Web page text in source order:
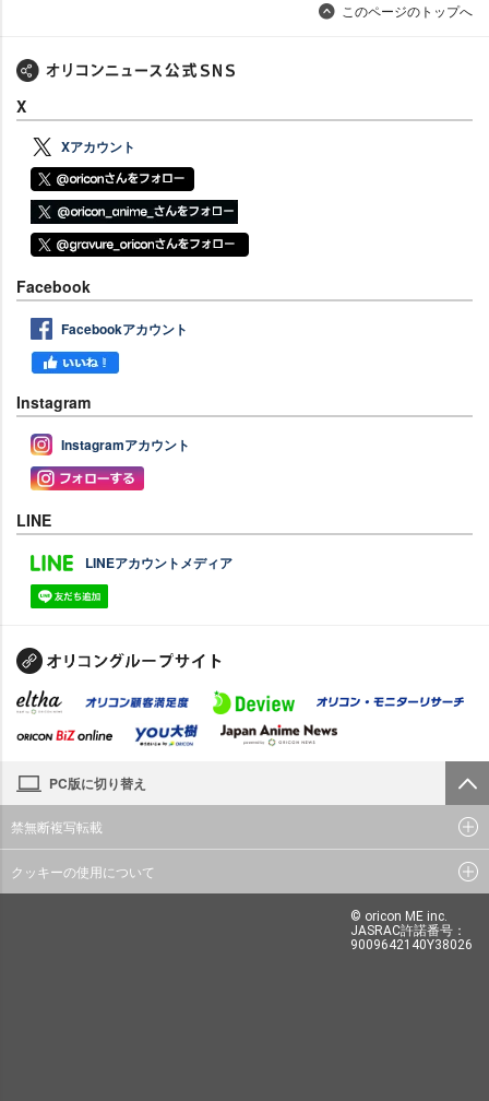
このページのトップへ
X
Xアカウント
Facebook
Facebookアカウント
Instagram
Instagramアカウント
LINE
LINEアカウントメディア
PC版に切り替え
禁無断複写転載
クッキーの使用について
© oricon ME inc.
JASRAC許諾番号：
9009642140Y38026